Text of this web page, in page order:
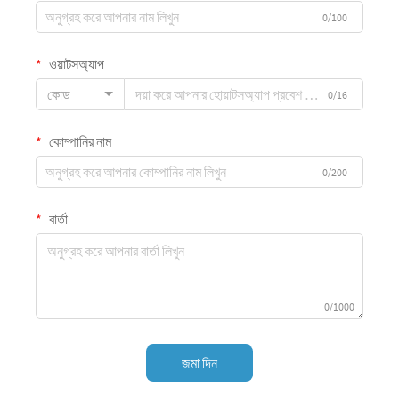
0/100
ওয়াটসঅ্যাপ
কোড
0/16
কোম্পানির নাম
0/200
বার্তা
0/1000
জমা দিন